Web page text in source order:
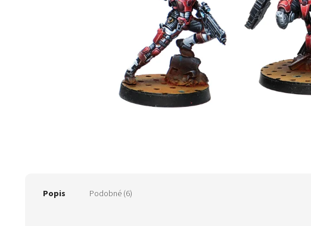
Popis Podobné (6)